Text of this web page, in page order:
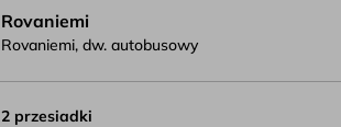
Rovaniemi
Rovaniemi, dw. autobusowy
2 przesiadki